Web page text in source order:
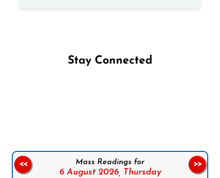
Stay Connected
Mass Readings for
6 August 2026, Thursday
<< >>